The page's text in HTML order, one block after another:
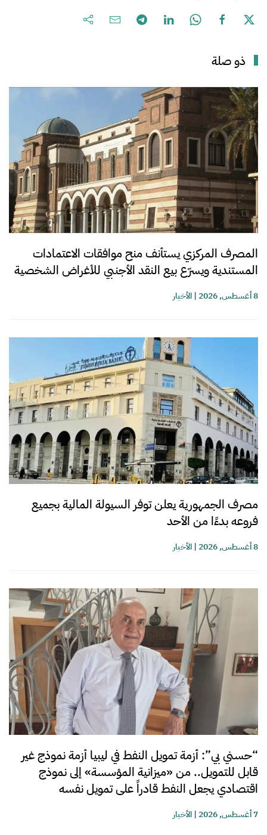
ذو صلة
المصرف المركزي يستأنف منح موافقات الاعتمادات
المستندية ويسرّع بيع النقد الأجنبي للأغراض الشخصية
8 أغسطس, 2026 |الأخبار
مصرف الجمهورية يعلن توفر السيولة المالية بجميع
فروعه بدءًا من الأحد
8 أغسطس, 2026 |الأخبار
“حسني بي”: أزمة تمويل النفط في ليبيا أزمة نموذج غير
قابل للتمويل.. من «ميزانية المؤسسة» إلى نموذج
اقتصادي يجعل النفط قادراً على تمويل نفسه
7 أغسطس, 2026 |الأخبار